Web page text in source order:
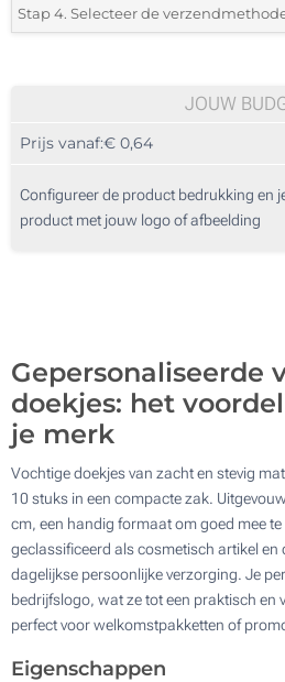
Digitaal full colour label (Voorkant)
*Selecteer uit de lijst of voeg het
50
250
Stap 4. Selecteer de
JOUW
Prijs vanaf:€ 0,64
Configureer de product bedrukking en
product met jouw logo of afbeelding
Gepersonaliseerde
doekjes: het
je merk
Vochtige doekjes van zacht en stevig
10 stuks in een compacte zak.
cm, een handig formaat om goed mee
geclassificeerd als cosmetisch artikel en
dagelijkse persoonlijke verzorging. Je
bedrijfslogo, wat ze tot een praktisch en
perfect voor welkomstpakketten of
Eigenschappen